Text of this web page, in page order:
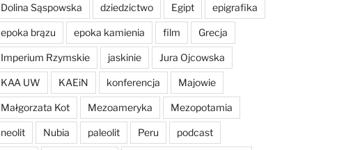
Dolina Sąspowska dziedzictwo Egipt epigrafika
epoka brązu epoka kamienia film Grecja
Imperium Rzymskie jaskinie Jura Ojcowska
KAA UW KAEiN konferencja Majowie
Małgorzata Kot Mezoameryka Mezopotamia
neolit Nubia paleolit Peru podcast